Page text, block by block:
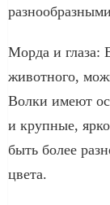
Морда и глаза:
животного,
Волки имеют
и крупные,
быть более
цвета.